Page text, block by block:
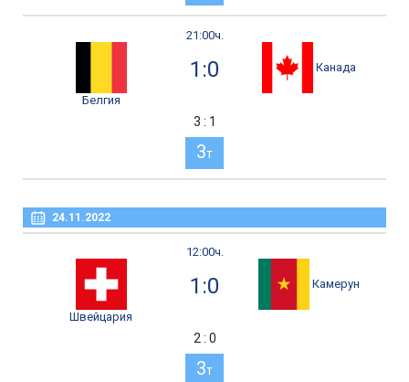
21:00ч.
Белгия
1:0 Канада
3 : 1
3т
24.11.2022
12:00ч.
Швейцария
1:0 Камерун
2 : 0
3т